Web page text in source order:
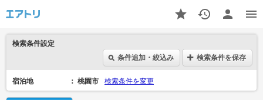
検索条件設定
条件追加・絞込み
検索条件を保存
宿泊地 桃園市 検索条件を変更